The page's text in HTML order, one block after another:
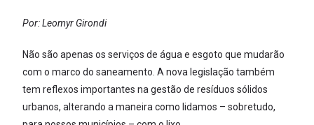
Por: Leomyr Girondi
Não são apenas os serviços de água e esgoto que mudarão
com o marco do saneamento. A nova legislação também
tem reflexos importantes na gestão de resíduos sólidos
urbanos, alterando a maneira como lidamos – sobretudo,